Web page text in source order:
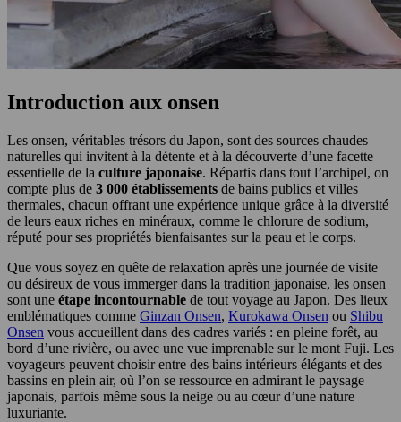
Introduction aux onsen
Les onsen, véritables trésors du Japon, sont des sources chaudes
naturelles qui invitent à la détente et à la découverte d’une facette
essentielle de la culture japonaise. Répartis dans tout l’archipel, on
compte plus de 3 000 établissements de bains publics et villes
thermales, chacun offrant une expérience unique grâce à la diversité
de leurs eaux riches en minéraux, comme le chlorure de sodium,
réputé pour ses propriétés bienfaisantes sur la peau et le corps.
Que vous soyez en quête de relaxation après une journée de visite
ou désireux de vous immerger dans la tradition japonaise, les onsen
sont une étape incontournable de tout voyage au Japon. Des lieux
emblématiques comme Ginzan Onsen, Kurokawa Onsen ou Shibu
Onsen vous accueillent dans des cadres variés : en pleine forêt, au
bord d’une rivière, ou avec une vue imprenable sur le mont Fuji. Les
voyageurs peuvent choisir entre des bains intérieurs élégants et des
bassins en plein air, où l’on se ressource en admirant le paysage
japonais, parfois même sous la neige ou au cœur d’une nature
luxuriante.